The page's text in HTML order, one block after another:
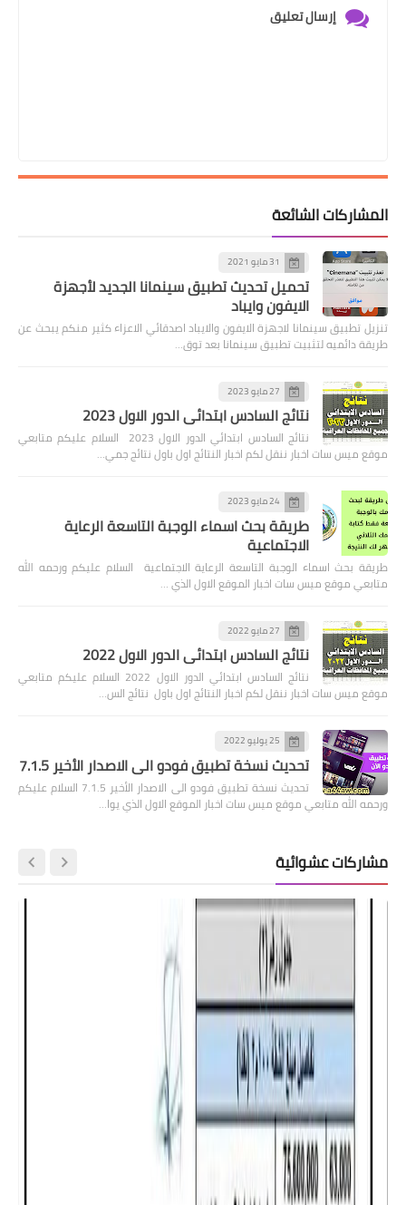
إرسال تعليق
المشاركات الشائعة
31 مايو 2021
تحميل تحديث تطبيق سينمانا الجديد لأجهزة
الايفون وايباد
تنزيل تطبيق سينمانا لاجهزة الايفون والايباد اصدقائي الاعزاء كثير منكم يبحث عن
طريقة دائميه لتثبيت تطبيق سينمانا بعد توق…
27 مايو 2023
نتائج السادس ابتدائي الدور الاول 2023
نتائج السادس ابتدائي الدور الاول 2023 السلام عليكم متابعي
موقع ميس سات اخبار ننقل لكم اخبار النتائج اول باول نتائج جمي…
24 مايو 2023
طريقة بحث اسماء الوجبة التاسعة الرعاية
الاجتماعية
طريقة بحث اسماء الوجبة التاسعة الرعاية الاجتماعية السلام عليكم ورحمه الله
متابعي موقع ميس سات اخبار الموقع الاول الذي …
27 مايو 2022
نتائج السادس ابتدائي الدور الاول 2022
نتائج السادس ابتدائي الدور الاول 2022 السلام عليكم متابعي
موقع ميس سات اخبار ننقل لكم اخبار النتائج اول باول نتائج الس…
25 يوليو 2022
تحديث نسخة تطبيق فودو الى الاصدار الأخير 7.1.5
تحديث نسخة تطبيق فودو الى الاصدار الأخير 7.1.5 السلام عليكم
ورحمه الله متابعي موقع ميس سات اخبار الموقع الاول الذي يوا…
مشاركات عشوائية